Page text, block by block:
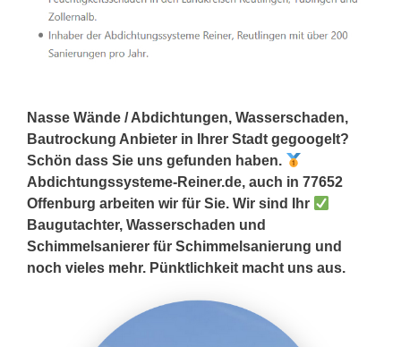
Nasse Wände / Abdichtungen, Wasserschaden,
Bautrockung Anbieter in Ihrer Stadt gegoogelt?
Schön dass Sie uns gefunden haben.
Abdichtungssysteme-Reiner.de, auch in 77652
Offenburg arbeiten wir für Sie. Wir sind Ihr
Baugutachter, Wasserschaden und
Schimmelsanierer für Schimmelsanierung und
noch vieles mehr. Pünktlichkeit macht uns aus.